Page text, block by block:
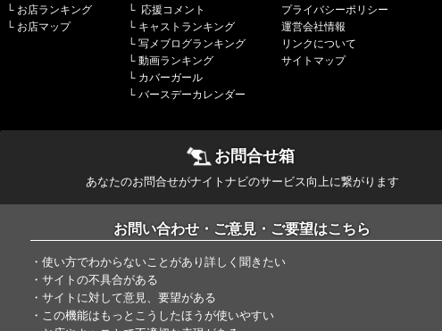
└ お店ランキング
└ お店マップ
└ 応援コメント
└ キャストランキング
└ 写メブログランキング
└ 動画ランキング
└ カバーガール
└ バースデーカレンダー
プライバシーポリシー
運営会社情報
リンクについて
サイトマップ
お問合せ箱
あなたのお問合せがナイトナビのサービス向上に繋がります
お問い合わせ・ご意見・ご要望はこちら
・使い方でわからないことがあり詳しく聞きたい
・サイトの不具合がある
・サイトに対して意見、要望がある
・この機能はもっとこうしたほうが使いやすい